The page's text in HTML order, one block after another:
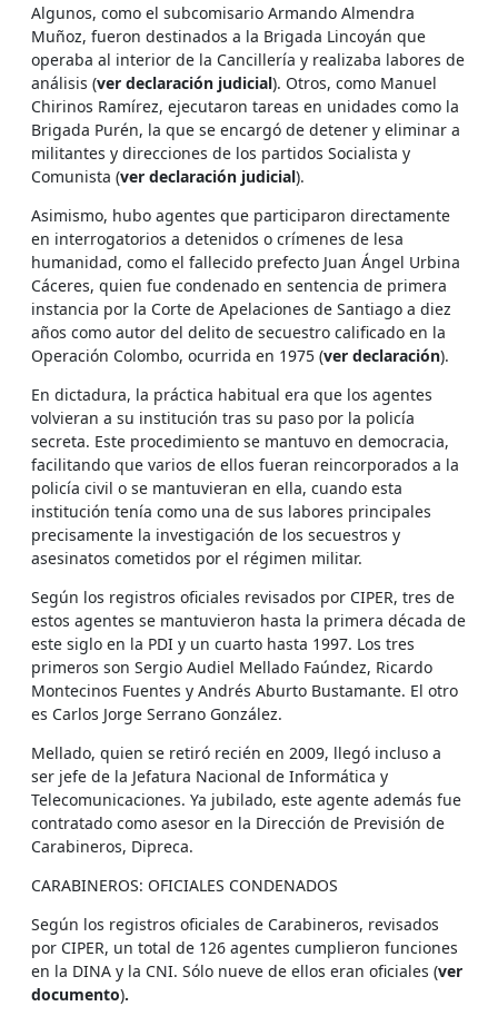
Algunos, como el subcomisario Armando Almendra
Muñoz, fueron destinados a la Brigada Lincoyán que
operaba al interior de la Cancillería y realizaba labores de
análisis (ver declaración judicial). Otros, como Manuel
Chirinos Ramírez, ejecutaron tareas en unidades como la
Brigada Purén, la que se encargó de detener y eliminar a
militantes y direcciones de los partidos Socialista y
Comunista (ver declaración judicial).
Asimismo, hubo agentes que participaron directamente
en interrogatorios a detenidos o crímenes de lesa
humanidad, como el fallecido prefecto Juan Ángel Urbina
Cáceres, quien fue condenado en sentencia de primera
instancia por la Corte de Apelaciones de Santiago a diez
años como autor del delito de secuestro calificado en la
Operación Colombo, ocurrida en 1975 (ver declaración).
En dictadura, la práctica habitual era que los agentes
volvieran a su institución tras su paso por la policía
secreta. Este procedimiento se mantuvo en democracia,
facilitando que varios de ellos fueran reincorporados a la
policía civil o se mantuvieran en ella, cuando esta
institución tenía como una de sus labores principales
precisamente la investigación de los secuestros y
asesinatos cometidos por el régimen militar.
Según los registros oficiales revisados por CIPER, tres de
estos agentes se mantuvieron hasta la primera década de
este siglo en la PDI y un cuarto hasta 1997. Los tres
primeros son Sergio Audiel Mellado Faúndez, Ricardo
Montecinos Fuentes y Andrés Aburto Bustamante. El otro
es Carlos Jorge Serrano González.
Mellado, quien se retiró recién en 2009, llegó incluso a
ser jefe de la Jefatura Nacional de Informática y
Telecomunicaciones. Ya jubilado, este agente además fue
contratado como asesor en la Dirección de Previsión de
Carabineros, Dipreca.
CARABINEROS: OFICIALES CONDENADOS
Según los registros oficiales de Carabineros, revisados
por CIPER, un total de 126 agentes cumplieron funciones
en la DINA y la CNI. Sólo nueve de ellos eran oficiales (ver
documento).